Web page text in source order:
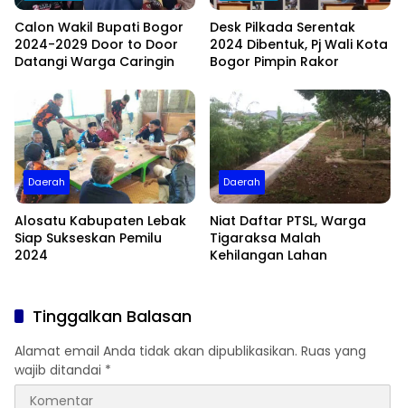
Calon Wakil Bupati Bogor
2024-2029 Door to Door
Datangi Warga Caringin
Desk Pilkada Serentak
2024 Dibentuk, Pj Wali Kota
Bogor Pimpin Rakor
Daerah
Alosatu Kabupaten Lebak
Siap Sukseskan Pemilu
2024
Daerah
Niat Daftar PTSL, Warga
Tigaraksa Malah
Kehilangan Lahan
Tinggalkan Balasan
Alamat email Anda tidak akan dipublikasikan. Ruas yang
wajib ditandai *